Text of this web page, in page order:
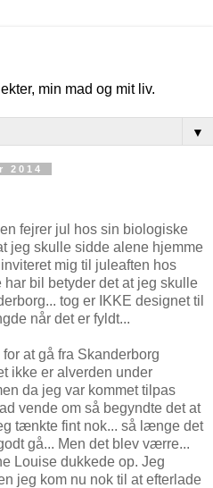
min mad og mit liv.
▼
2014
fejrer jul hos sin biologiske
jeg skulle sidde alene hjemme
mig til juleaften hos
bil betyder det at jeg skulle
tog er IKKE designet til
når det er fyldt...
at gå fra Skanderborg
ikke er alverden under
da jeg var kommet tilpas
vende om så begyndte det at
tænkte fint nok... så længe det
gå... Men det blev værre...
Louise dukkede op. Jeg
jeg kom nu nok til at efterlade